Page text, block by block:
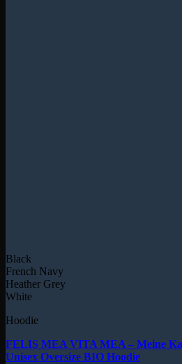
Black
French Navy
Heather Grey
White
Hoodie
FELIS MEA VITA MEA – Meine
Unisex Oversize BIO Hoodie